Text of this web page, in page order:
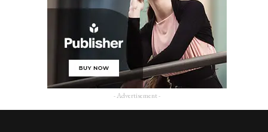
- Advertisement -